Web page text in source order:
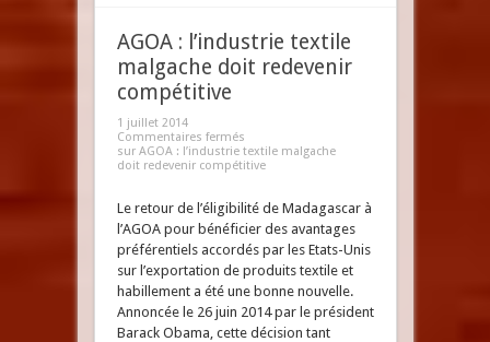
AGOA : l’industrie textile
malgache doit redevenir
compétitive
1 juillet 2014
Commentaires fermés
sur AGOA : l’industrie textile malgache
doit redevenir compétitive
Le retour de l’éligibilité de Madagascar à
l’AGOA pour bénéficier des avantages
préférentiels accordés par les Etats-Unis
sur l’exportation de produits textile et
habillement a été une bonne nouvelle.
Annoncée le 26 juin 2014 par le président
Barack Obama, cette décision tant